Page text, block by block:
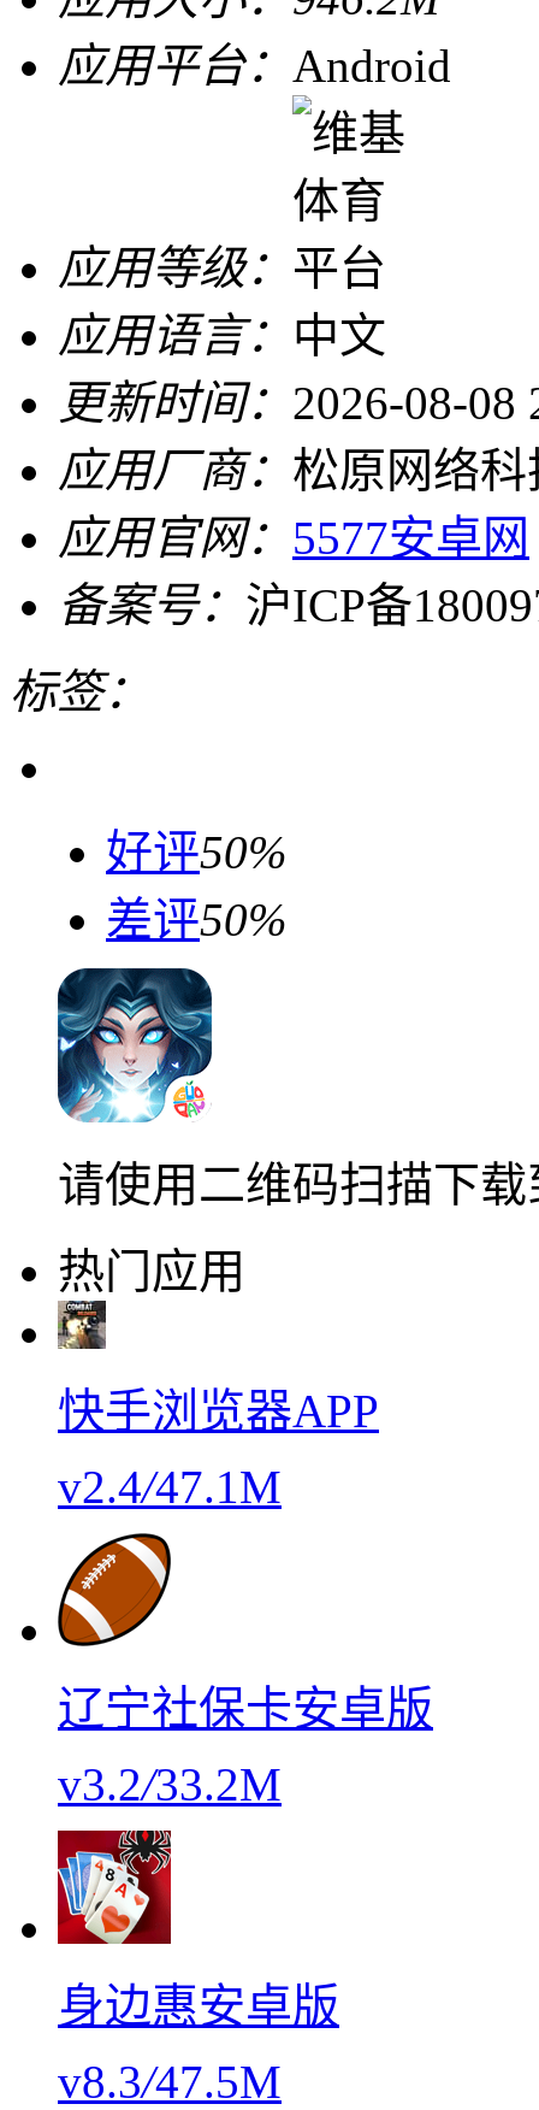
应用平台： Android
应用等级：
应用语言： 中文
更新时间： 2026-08-08
应用厂商： 松原网络
应用官网： 5577安卓网
备案号： 沪ICP备
标签：
好评50%
差评50%
请使用二维码扫描下
热门应用
快手浏览器APP
v2.4/47.1M
辽宁社保卡安卓版
v3.2/33.2M
身边惠安卓版
v8.3/47.5M